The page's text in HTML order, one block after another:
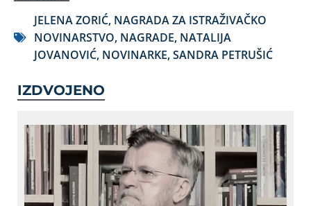
JELENA ZORIĆ, NAGRADA ZA ISTRAŽIVAČKO
NOVINARSTVO, NAGRADE, NATALIJA
JOVANOVIĆ, NOVINARKE,SANDRA PETRUŠIĆ
IZDVOJENO